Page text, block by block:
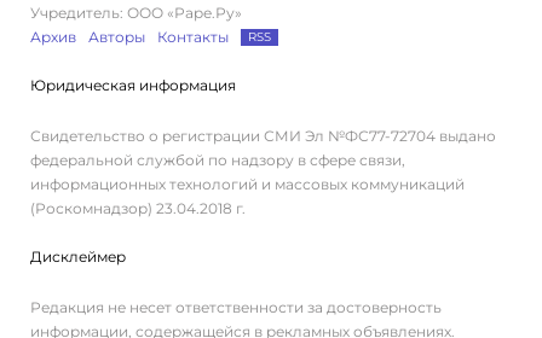
Учредитель: ООО «Раре.Ру»
Архив
Авторы Контакты RSS
Юридическая информация
Свидетельство о регистрации СМИ Эл №ФС77-72704 выдано
федеральной службой по надзору в сфере связи,
информационных технологий и массовых коммуникаций
(Роскомнадзор) 23.04.2018 г.
Дисклеймер
Редакция не несет ответственности за достоверность
информации, содержащейся в рекламных объявлениях.